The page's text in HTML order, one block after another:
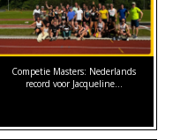
Competie Masters: Nederlands
record voor Jacqueline…